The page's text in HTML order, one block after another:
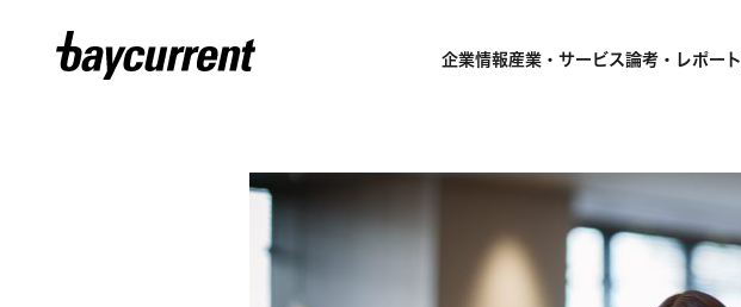
企業情報産業・サービス論考・レポート